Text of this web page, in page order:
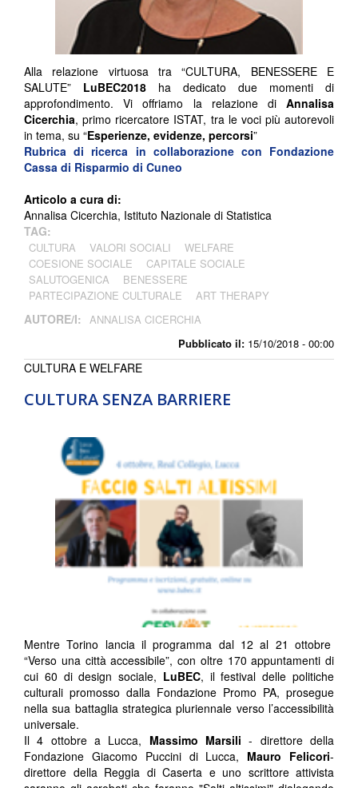
Pubblicato il: 15/10/2018 - 00:00
Alla relazione virtuosa tra “CULTURA, BENESSERE E
SALUTE” LuBEC2018 ha dedicato due momenti di
approfondimento. Vi offriamo la relazione di Annalisa
Cicerchia, primo ricercatore ISTAT, tra le voci più autorevoli
in tema, su “Esperienze, evidenze, percorsi”
Rubrica di ricerca in collaborazione con Fondazione
Cassa di Risparmio di Cuneo
Articolo a cura di:
Annalisa Cicerchia, Istituto Nazionale di Statistica
TAG:
CULTURA VALORI SOCIALI
WELFARE
COESIONE SOCIALE
CAPITALE SOCIALE
SALUTOGENICA
BENESSERE
PARTECIPAZIONE CULTURALE
ART THERAPY
AUTORE/I: ANNALISA CICERCHIA
CULTURA SENZA BARRIERE
CULTURA E WELFARE
Mentre Torino lancia il programma dal 12 al 21 ottobre
“Verso una città accessibile”, con oltre 170 appuntamenti di
cui 60 di design sociale, LuBEC, il festival delle politiche
culturali promosso dalla Fondazione Promo PA, prosegue
nella sua battaglia strategica pluriennale verso l’accessibilità
universale.
Il 4 ottobre a Lucca, Massimo Marsili- direttore della
Fondazione Giacomo Puccini di Lucca, Mauro Felicori-
direttore della Reggia di Caserta e uno scrittore attivista